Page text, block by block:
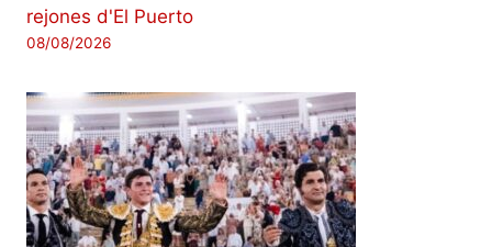
rejones d'El Puerto
08/08/2026